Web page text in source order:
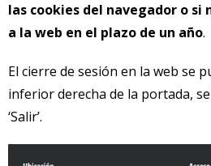
las cookies del navegador o si
a la web en el plazo de un año.
El cierre de sesión en la web se
inferior derecha de la portada,
‘Salir’.